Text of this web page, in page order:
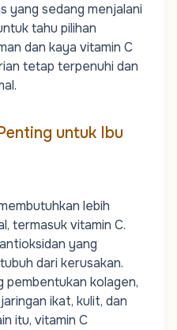
yang sedang menjalani
tahu pilihan
dan kaya vitamin C
tetap terpenuhi dan
untuk Ibu
lebih
termasuk vitamin C.
yang
dari kerusakan.
pembentukan kolagen,
ikat, kulit, dan
itu, vitamin C